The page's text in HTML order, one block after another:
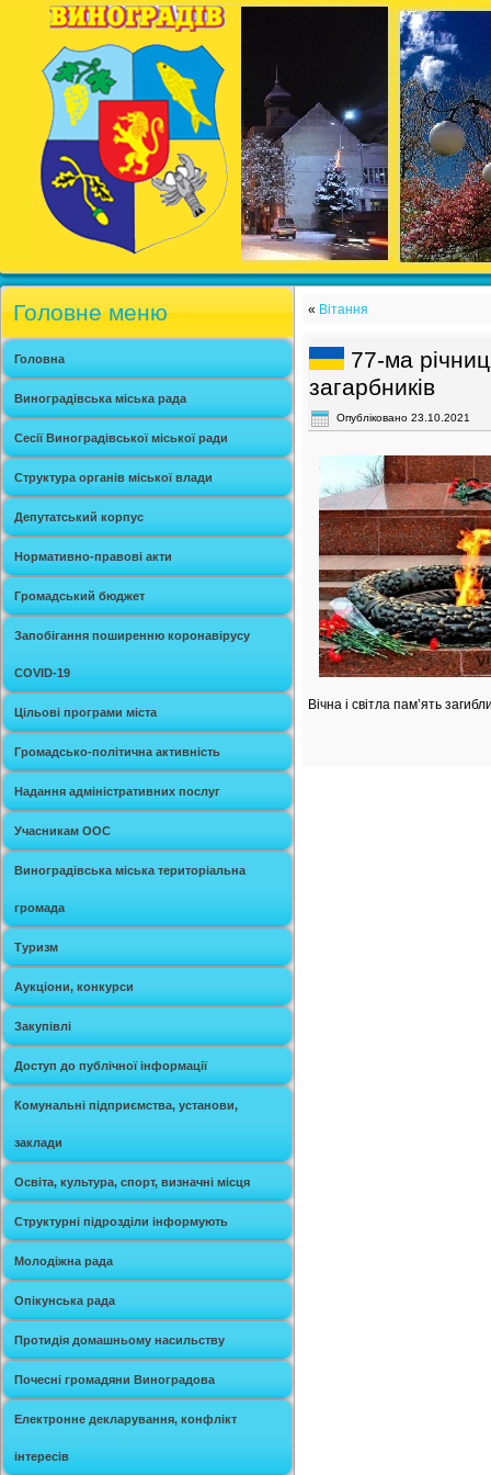
Головне меню
Головна
Виноградівська міська рада
Сесії Виноградівської міської ради
Структура органів міської влади
Депутатський корпус
Нормативно-правові акти
Громадський бюджет
Запобігання поширенню коронавірусу
COVID-19
Цільові програми міста
Громадсько-політична активність
Надання адміністративних послуг
Учасникам ООС
Виноградівська міська територіальна
громада
Туризм
Аукціони, конкурси
Закупівлі
Доступ до публічної інформації
Комунальні підприємства, установи,
заклади
Освіта, культура, спорт, визначні місця
Структурні підрозділи інформують
Молодіжна рада
Опікунська рада
Протидія домашньому насильству
Почесні громадяни Виноградова
Електронне декларування, конфлікт
інтересів
« Вітання
77-ма
загарбників
Опубліковано 23.10.2021
Вічна і світла пам’ять